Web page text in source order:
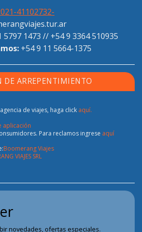
41102732-
5797 1473 // +54 9 3364 510935
+54 9 11 5664-1375
DE ARREPENTIMIENTO
de viajes, haga click aquí.
aplicación
Para reclamos ingrese aquí
Boomerang Viajes
VIAJES SRL
novedades, ofertas especiales.